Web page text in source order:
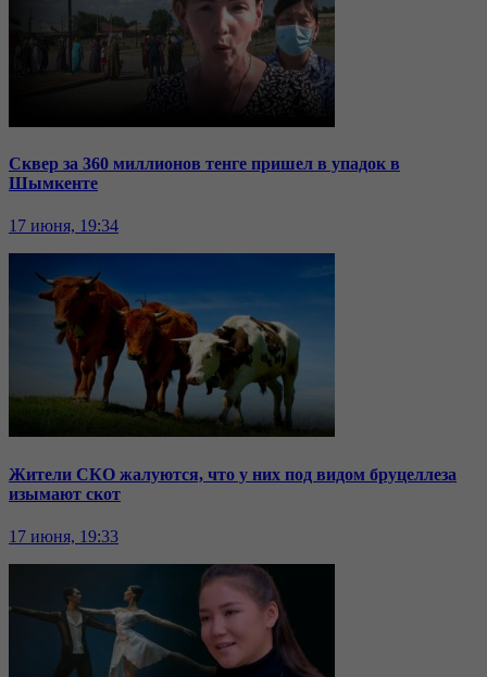
Сквер за 360 миллионов тенге пришел в упадок в
Шымкенте
17 июня, 19:34
Жители СКО жалуются, что у них под видом бруцеллеза
изымают скот
17 июня, 19:33